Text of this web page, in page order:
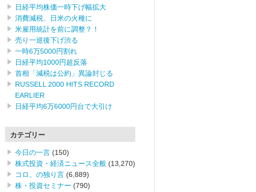
日経平均株価一時下げ幅拡大
消費減税、日米の火種に
米雇用統計を前に調整？！
売り一巡後下げ渋る
一時6万5000円割れ
日経平均1000円超反落
首相「減税は公約」異論封じる
RUSSELL 2000 HITS RECORD
EARLIER
日経平均6万6000円台で大引け
カテゴリー
今日の一言 (150)
株式投資・経済ニュース全般 (13,270)
コロ。の独り言 (6,889)
株・投資セミナー (790)